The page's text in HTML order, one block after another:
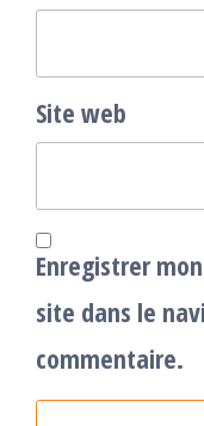
Site web
Enregistrer
site dans le
commentaire.